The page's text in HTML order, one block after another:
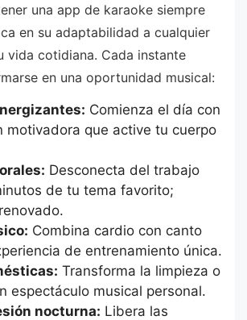
una app de karaoke siempre
en su adaptabilidad a cualquier
vida cotidiana. Cada instante
en una oportunidad musical:
Comienza el día con
motivadora que active tu cuerpo
Desconecta del trabajo
de tu tema favorito;
Combina cardio con canto
de entrenamiento única.
Transforma la limpieza o
espectáculo musical personal.
nocturna: Libera las